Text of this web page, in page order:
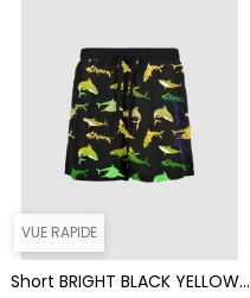
VUE RAPIDE
Short BRIGHT BLACK YELLOW...